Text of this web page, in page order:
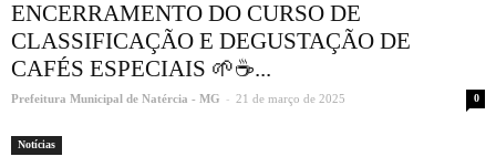
ENCERRAMENTO DO CURSO DE
CLASSIFICAÇÃO E DEGUSTAÇÃO DE
CAFÉS ESPECIAIS 🌱☕...
Prefeitura Municipal de Natércia - MG - 21 de março de 2025 0
Notícias